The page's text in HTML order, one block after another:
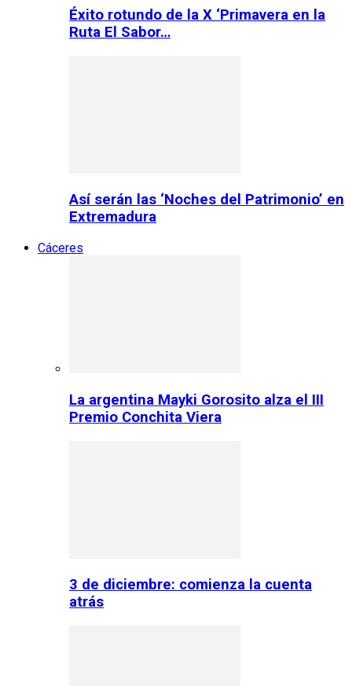
Éxito rotundo de la X ‘Primavera en la
Ruta El Sabor…
Así serán las ‘Noches del Patrimonio’ en
Extremadura
Cáceres
La argentina Mayki Gorosito alza el III
Premio Conchita Viera
3 de diciembre: comienza la cuenta
atrás